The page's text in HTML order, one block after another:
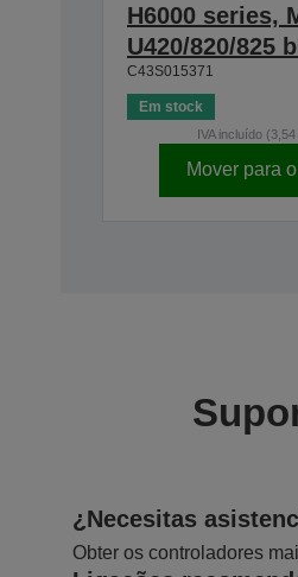
H6000 series,
U420/820/825
C43S015371
Em stock
IVA incluído
Mover para
¿Necesitas
Obter os controladores